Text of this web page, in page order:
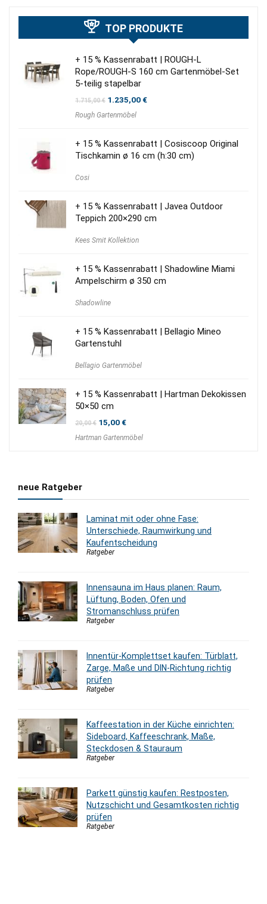
TOP PRODUKTE
+ 15 % Kassenrabatt | ROUGH-L
Rope/ROUGH-S 160 cm Gartenmöbel-Set
5-teilig stapelbar
1.715,00€ Ursprünglicher
war:
1.235,00€Aktueller
Rough Gartenmöbel
+ 15 % Kassenrabatt | Cosiscoop Original
Tischkamin ø 16 cm (h:30 cm)
Cosi
+ 15 % Kassenrabatt | Javea Outdoor
Teppich 200×290 cm
Kees Smit Kollektion
+ 15 % Kassenrabatt | Shadowline Miami
Ampelschirm ø 350 cm
Shadowline
+ 15 % Kassenrabatt | Bellagio Mineo
Gartenstuhl
Bellagio Gartenmöbel
+ 15 % Kassenrabatt | Hartman Dekokissen
50×50 cm
20,00€ Ursprünglicher
war:
15,00€Aktueller
ist:
Hartman Gartenmöbel
neue Ratgeber
Laminat mit oder ohne Fase:
Unterschiede, Raumwirkung und
Kaufentscheidung
Ratgeber
Innensauna im Haus planen: Raum,
Lüftung, Boden, Ofen und
Stromanschluss prüfen
Ratgeber
Innentür-Komplettset kaufen: Türblatt,
Zarge, Maße und DIN-Richtung richtig
prüfen
Ratgeber
Kaffeestation in der Küche einrichten:
Sideboard, Kaffeeschrank, Maße,
Steckdosen & Stauraum
Ratgeber
Parkett günstig kaufen: Restposten,
Nutzschicht und Gesamtkosten richtig
prüfen
Ratgeber